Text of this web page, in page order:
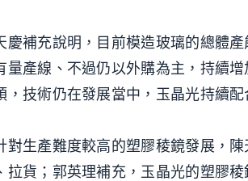
慶補充說明，目前模造玻璃的總體
量產線、不過仍以外購為主，持續
，技術仍在發展當中，玉晶光持續配
對生產難度較高的塑膠稜鏡發展，
拉貨；郭英理補充，玉晶光的塑膠稜